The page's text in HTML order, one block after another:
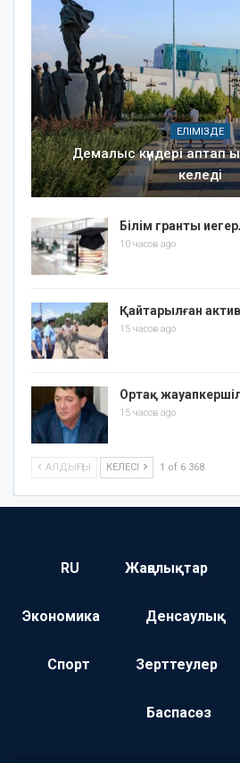
ЕЛІМІЗДЕ
Демалыс күндері аптап
келеді
Білім гранты
10 часов ago
Қайтарылған
15 часов ago
Ортақ
15 часов ago
АЛДЫҢҒЫ КЕЛЕСІ 1 of 6 368
RU Жаңалықтар
Экономика Денсаулық
Спорт Зерттеулер
Баспасөз